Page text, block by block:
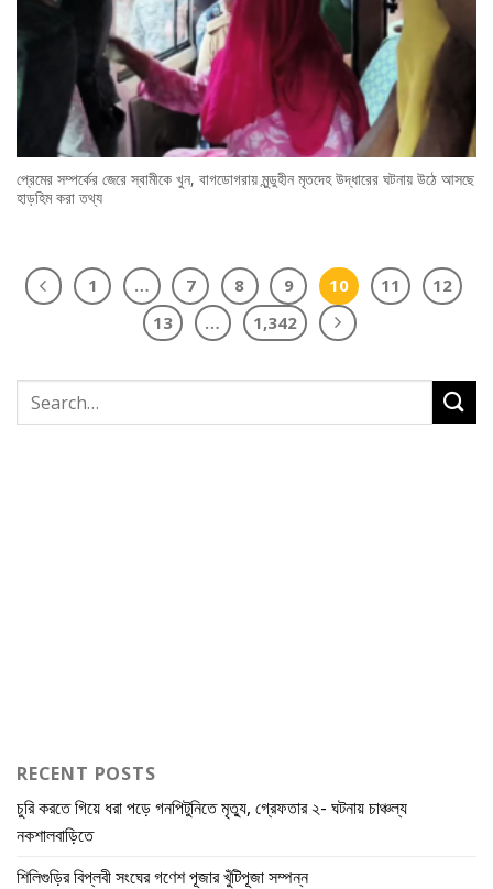
প্রেমের সম্পর্কের জেরে স্বামীকে খুন, বাগডোগরায় মুন্ডুহীন মৃতদেহ উদ্ধারের ঘটনায় উঠে আসছে
হাড়হিম করা তথ্য
1 … 7 8 9 10 11
12
13
… 1,342
RECENT POSTS
চুরি করতে গিয়ে ধরা পড়ে গনপিটুনিতে মৃত্যু, গ্রেফতার ২- ঘটনায় চাঞ্চল্য
নকশালবাড়িতে
শিলিগুড়ির বিপ্লবী সংঘের গণেশ পূজার খুঁটিপূজা সম্পন্ন